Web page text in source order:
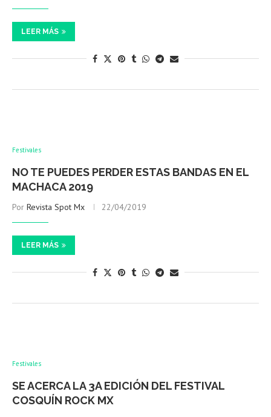
LEER MÁS
Festivales
NO TE PUEDES PERDER ESTAS BANDAS EN EL
MACHACA 2019
Por Revista Spot Mx 22/04/2019
LEER MÁS
Festivales
SE ACERCA LA 3A EDICIÓN DEL FESTIVAL
COSQUÍN ROCK MX